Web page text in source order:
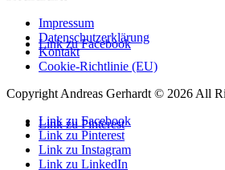
Link zu Facebook
Link zu Pinterest
Impressum
Datenschutzerklärung
Kontakt
Cookie-Richtlinie (EU)
Copyright Andreas Gerhardt © 2026 All
Link zu Facebook
Link zu Pinterest
Link zu Instagram
Link zu LinkedIn